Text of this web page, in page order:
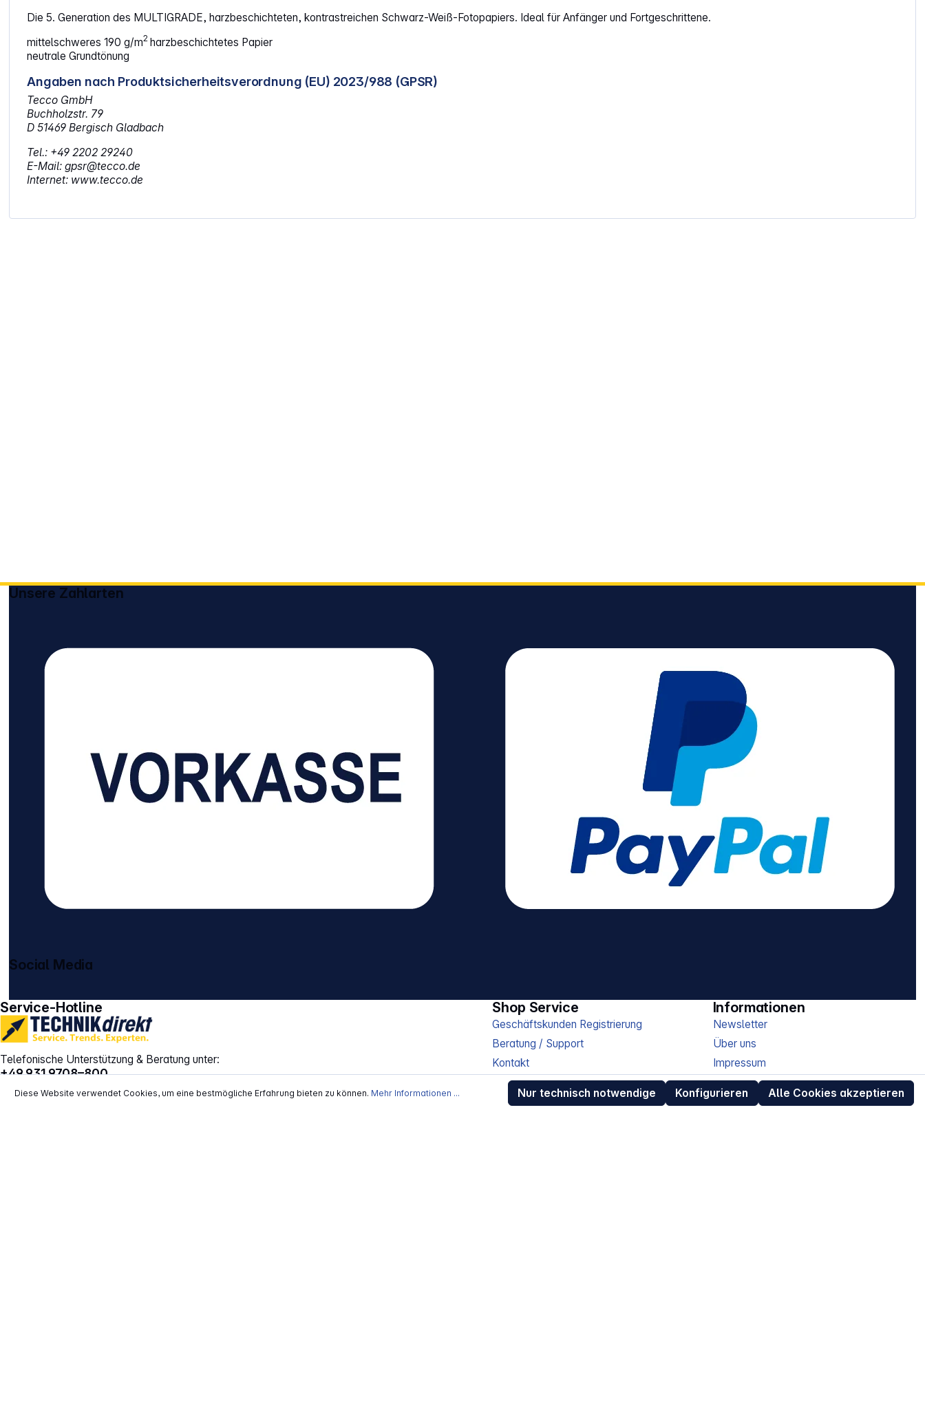
Die 5. Generation des MULTIGRADE, harzbeschichteten, kontrastreichen Schwarz-Weiß-Fotopapiers. Ideal für Anfänger und Fortgeschrittene.
mittelschweres 190 g/m2harzbeschichtetes Papier
neutrale Grundtönung
Angaben nach Produktsicherheitsverordnung (EU) 2023/988 (GPSR)
Tecco GmbH
Buchholzstr. 79
D 51469 Bergisch Gladbach
Tel.: +49 2202 29240
E-Mail: gpsr@tecco.de
Internet: www.tecco.de
Service-Hotline
Telefonische Unterstützung & Beratung unter:
+49 931 9708–800
Freitag: 10:00 – 14:00 Uhr
Shop Service
Geschäftskunden Registrierung
Beratung / Support
Kontakt
Versand und Zahlung
Sendungsverfolgung
Informationen
Newsletter
Über uns
Impressum
AGB
Datenschutz
Unsere Zahlarten
Social Media
Diese Website verwendet Cookies, um eine bestmögliche Erfahrung bieten zu können. Mehr Informationen ... Nur technisch notwendige Konfigurieren Alle Cookies akzeptieren